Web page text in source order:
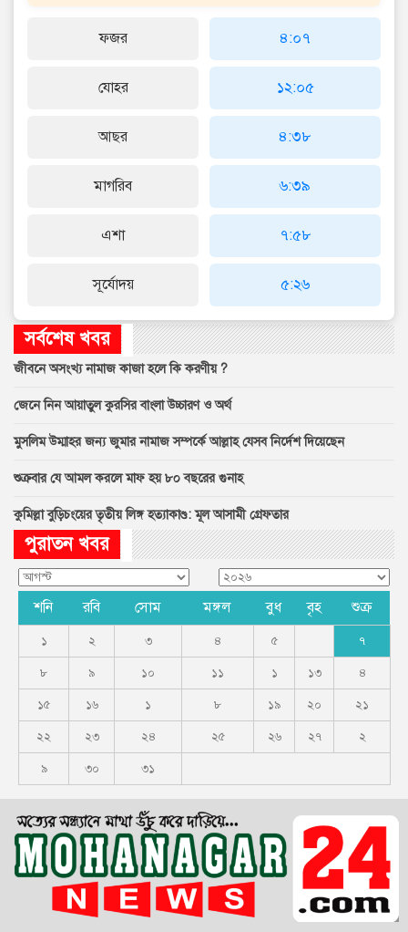
ফজর
যোহর
আছর
মাগরিব
এশা
সূর্যোদয়
৪:০৭
১২:০৫
৪:৩৮
৬:৩৯
৭:৫৮
৫:২৬
সর্বশেষ খবর
জীবনে অসংখ্য নামাজ কাজা হলে কি করণীয় ?
জেনে নিন আয়াতুল কুরসির বাংলা উচ্চারণ ও অর্থ
মুসলিম উম্মাহর জন্য জুমার নামাজ সম্পর্কে আল্লাহ যেসব নির্দেশ দিয়েছেন
শুক্রবার যে আমল করলে মাফ হয় ৮০ বছরের গুনাহ
কুমিল্লা বুড়িচংয়ের তৃতীয় লিঙ্গ হত্যাকাণ্ড: মূল আসামী গ্রেফতার
পুরাতন খবর
শনি রবি সোম মঙ্গল বুধ বৃহ শুক্র
১ ২ ৩ ৪ ৫ ৭
৮ ৯ ১০ ১১ ১ ১৩ ৪
১৫ ১৬ ১ ৮ ১৯ ২০ ২১
২২ ২৩ ২৪ ২৫ ২৬ ২৭ ২
৯ ৩০ ৩১